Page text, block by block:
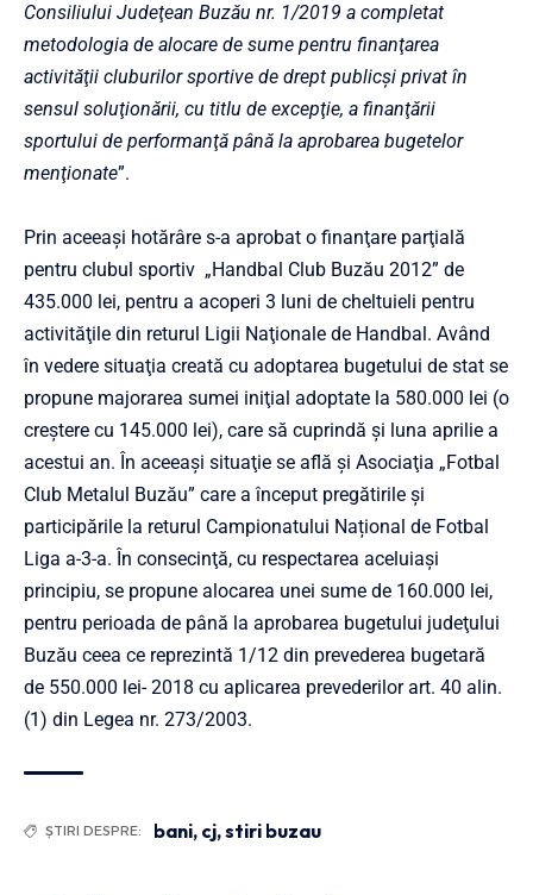
Consiliului Judeţean Buzău nr. 1/2019 a completat
metodologia de alocare de sume pentru finanţarea
activităţii cluburilor sportive de drept publicşi privat în
sensul soluţionării, cu titIu de excepţie, a finanţării
sportului de performanţă până la aprobarea bugetelor
menţionate”.
Prin aceeaşi hotărâre s-a aprobat o finanţare parţială
pentru clubul sportiv „Handbal Club Buzău 2012” de
435.000 lei, pentru a acoperi 3 luni de cheltuieli pentru
activităţile din returul Ligii Naţionale de Handbal. Având
în vedere situaţia creată cu adoptarea bugetului de stat se
propune majorarea sumei iniţial adoptate la 580.000 lei (o
creştere cu 145.000 lei), care să cuprindă şi luna aprilie a
acestui an. În aceeaşi situaţie se află și Asociaţia „Fotbal
Club Metalul Buzău” care a început pregătirile şi
participările la returul Campionatului Național de Fotbal
Liga a-3-a. În consecinţă, cu respectarea aceluiaşi
principiu, se propune alocarea unei sume de 160.000 lei,
pentru perioada de până la aprobarea bugetului judeţului
Buzău ceea ce reprezintă 1/12 din prevederea bugetară
de 550.000 lei- 2018 cu aplicarea prevederilor art. 40 alin.
(1) din Legea nr. 273/2003.
ȘTIRI DESPRE: bani, cj,stiri buzau